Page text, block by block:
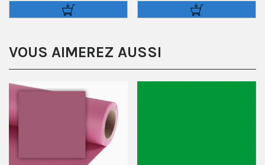
VOUS AIMEREZ AUSSI